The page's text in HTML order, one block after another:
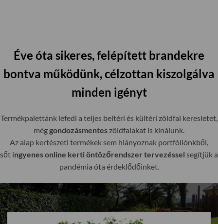
Éve óta sikeres, felépített brandekre
bontva működünk, célzottan kiszolgálva
minden igényt
Termékpalettánk lefedi a teljes beltéri és kültéri zöldfal keresletet,
méggondozásmentes zöldfalakat is kínálunk.
Az alap kertészeti termékek sem hiányoznak portfóliónkből,
sőt ingyenes online kerti öntözőrendszer tervezéssel segítjük a
pandémia óta érdeklődőinket.